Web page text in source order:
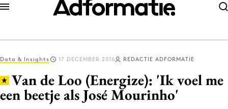
Log in
Download de app
Data & Insights 17 DECEMBER 2016 REDACTIE ADFORMATIE
Van de Loo (Energize): 'Ik voel me
een beetje als José Mourinho'